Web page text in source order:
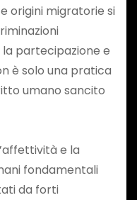
origini migratorie si
partecipazione e
è solo una pratica
umano sancito
e la
fondamentali
da forti